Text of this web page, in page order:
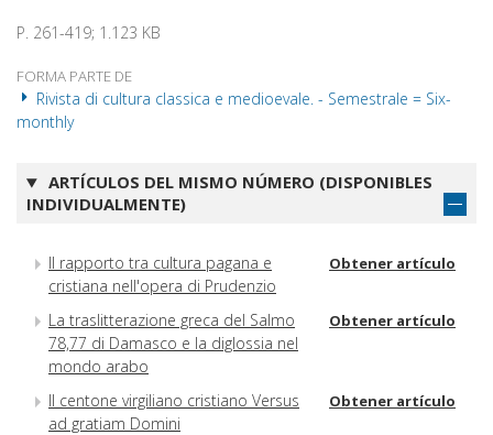
P. 261-419; 1.123 KB
FORMA PARTE DE
Rivista di cultura classica e medioevale. - Semestrale = Six-
monthly
ARTÍCULOS DEL MISMO NÚMERO (DISPONIBLES
INDIVIDUALMENTE)
Il rapporto tra cultura pagana e
cristiana nell'opera di Prudenzio
Obtener artículo
La traslitterazione greca del Salmo
78,77 di Damasco e la diglossia nel
mondo arabo
Obtener artículo
Il centone virgiliano cristiano Versus
ad gratiam Domini
Obtener artículo